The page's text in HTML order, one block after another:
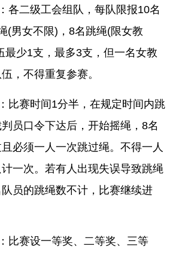
各二级工会组队，每队限报10名
(男女不限)，8名跳绳(限女教
最少1支，最多3支，但一名女教
，不得重复参赛。
比赛时间1分半，在规定时间内跳
员口令下达后，开始摇绳，8名
必须一人一次跳过绳。不得一人
一次。若有人出现失误导致跳绳
员的跳绳数不计，比赛继续进
比赛设一等奖、二等奖、三等